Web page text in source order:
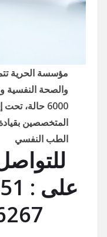
والصحة النفسية
6000 حالة،
المتخصصين
الطب النفسي